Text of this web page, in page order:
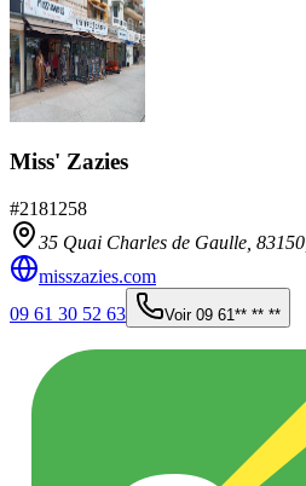
Miss' Zazies
#2181258
35 Quai Charles de Gaulle, 83150
misszazies.com
09 61 30 52 63
Voir 09 61** ** **